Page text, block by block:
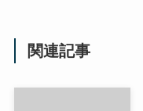
関連記事